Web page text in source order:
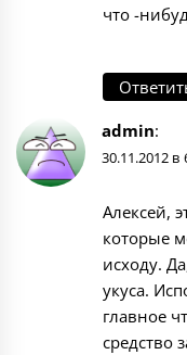
что -
admin:
30.11.2012 в
Алексей,
которые
исходу.
укуса.
главное
средство